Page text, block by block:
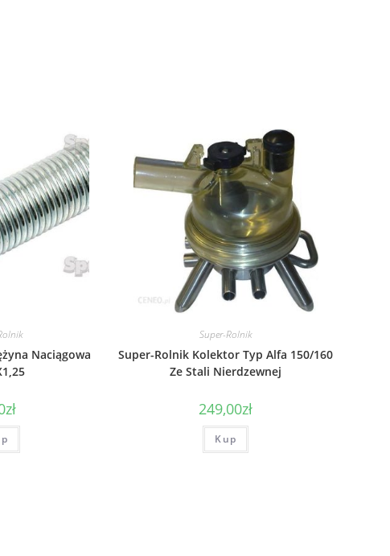
Naciągowa
zł
Super-Rolnik
Super-Rolnik Kolektor Typ Alfa 150/160
Ze Stali Nierdzewnej
249,00zł
Kup